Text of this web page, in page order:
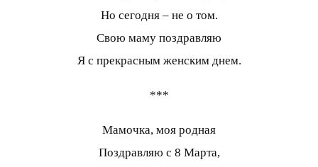
Но сегодня – не о том.
Свою маму поздравляю
Я с прекрасным женским днем.
***
Мамочка, моя родная
Поздравляю с 8 Марта,